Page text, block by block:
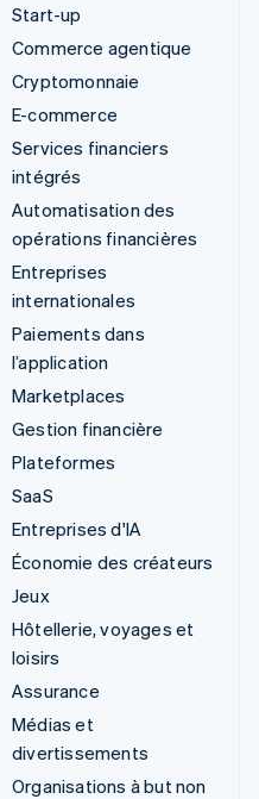
Start-up
Commerce agentique
Cryptomonnaie
E-commerce
Services financiers
intégrés
Automatisation des
opérations financières
Entreprises
internationales
Paiements dans
l’application
Marketplaces
Gestion financière
Plateformes
SaaS
Entreprises d'IA
Économie des créateurs
Jeux
Hôtellerie, voyages et
loisirs
Assurance
Médias et
divertissements
Organisations à but non